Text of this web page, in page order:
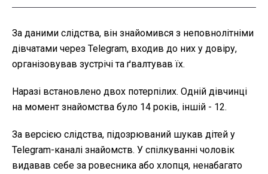
За даними слідства, він знайомився з неповнолітніми
дівчатами через Telegram, входив до них у довіру,
організовував зустрічі та ґвалтував їх.
Наразі встановлено двох потерпілих. Одній дівчинці
на момент знайомства було 14 років, іншій - 12.
За версією слідства, підозрюваний шукав дітей у
Telegram-каналі знайомств. У спілкуванні чоловік
видавав себе за ровесника або хлопця, ненабагато